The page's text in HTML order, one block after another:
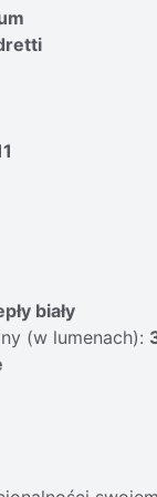
biały
(w lumenach):